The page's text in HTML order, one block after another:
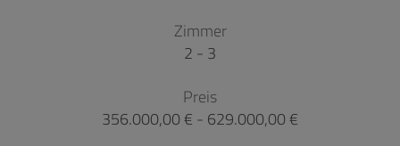
Zimmer
2 - 3
Preis
356.000,00 € - 629.000,00 €